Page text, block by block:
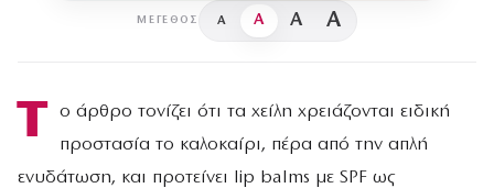
ΜΈΓΕΘΟΣ A A A A
Τ
ο άρθρο τονίζει ότι τα χείλη χρειάζονται ειδική
προστασία το καλοκαίρι, πέρα από την απλή
ενυδάτωση, και προτείνει lip balms με SPF ως